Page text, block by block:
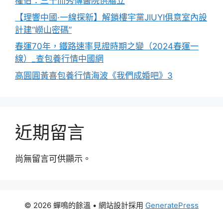
【理響中國·一線探新】解鎖樓宇黨JIUYI俱意室內設
計建“嶗山密碼”
春運70年，鐵路速率見證時期之變（2024春運一
線）_查包養行情中國網
高圓圓黃喜包養行情海波《我們成婚吧》3
近期留言
尚無留言可供顯示。
© 2026 蟬鳴的餘溫 • 網站設計採用 GeneratePress